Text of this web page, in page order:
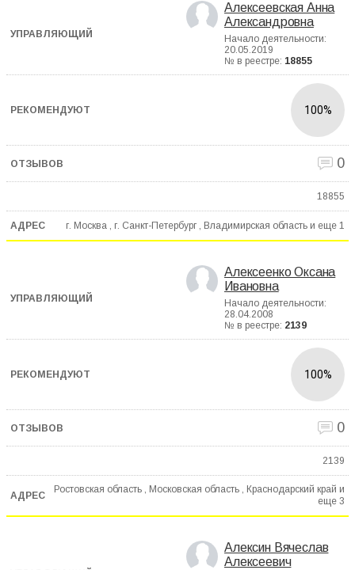
Алексеевская Анна
Александровна
Начало деятельности:
20.05.2019
№ в реестре: 18855
100%
0
18855
г. Москва , г. Санкт-Петербург , Владимирская область и еще 1
Алексеенко Оксана
Ивановна
Начало деятельности:
28.04.2008
№ в реестре: 2139
100%
0
2139
Ростовская область , Московская область , Краснодарский край и
еще 3
Алексин Вячеслав
Алексеевич